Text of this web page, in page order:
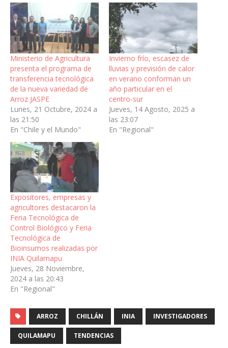
Ministerio de Agricultura
presenta el programa de
transferencia tecnológica
de la nueva variedad de
Arroz JASPE
Lunes, 21 Octubre, 2024 a
las 21:50
En "Chile y el Mundo"
Invierno frío, escasez de
lluvias y previsión de calor
en verano conforman un
año particular en el
centro-sur
Jueves, 14 Agosto, 2025 a
las 23:07
En "Regional"
Expositores, empresas y
agricultores destacaron la
Feria Tecnológica de
Control Biológico y Feria
Tecnológica de
Bioinsumos realizadas por
INIA Quilamapu
Jueves, 28 Noviembre,
2024 a las 20:43
En "Regional"
ARROZ CHILLÁN INIA INVESTIGADORES
QUILAMAPU TENDENCIAS